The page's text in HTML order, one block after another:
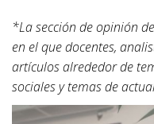
*La sección de opinión
en el que docentes,
artículos alrededor de
sociales y temas de